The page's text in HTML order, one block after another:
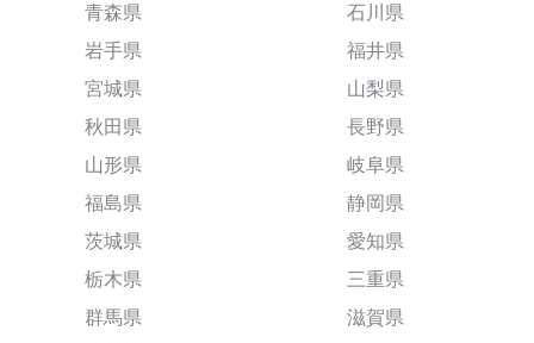
青森県
岩手県
宮城県
秋田県
山形県
福島県
茨城県
栃木県
群馬県
石川県
福井県
山梨県
長野県
岐阜県
静岡県
愛知県
三重県
滋賀県